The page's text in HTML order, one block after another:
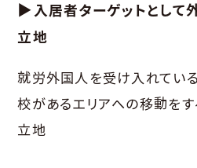
▶入居者ターゲットとして
立地
就労外国人を受け入れてい
校があるエリアへの移動を
立地